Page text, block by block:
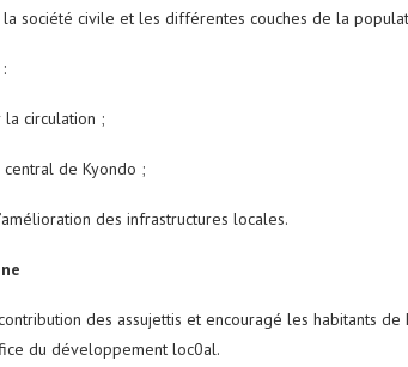
société civile et les différentes couches de la
circulation ;
de Kyondo ;
des infrastructures locales.
des assujettis et encouragé les habitants
du développement loc0al.